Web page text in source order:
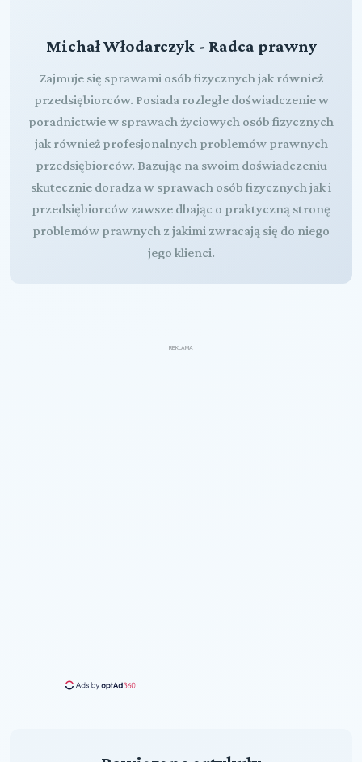
Michał Włodarczyk - Radca prawny
Zajmuje się sprawami osób fizycznych jak również
przedsiębiorców. Posiada rozległe doświadczenie w
poradnictwie w sprawach życiowych osób fizycznych
jak również profesjonalnych problemów prawnych
przedsiębiorców. Bazując na swoim doświadczeniu
skutecznie doradza w sprawach osób fizycznych jak i
przedsiębiorców zawsze dbając o praktyczną stronę
problemów prawnych z jakimi zwracają się do niego
jego klienci.
REKLAMA